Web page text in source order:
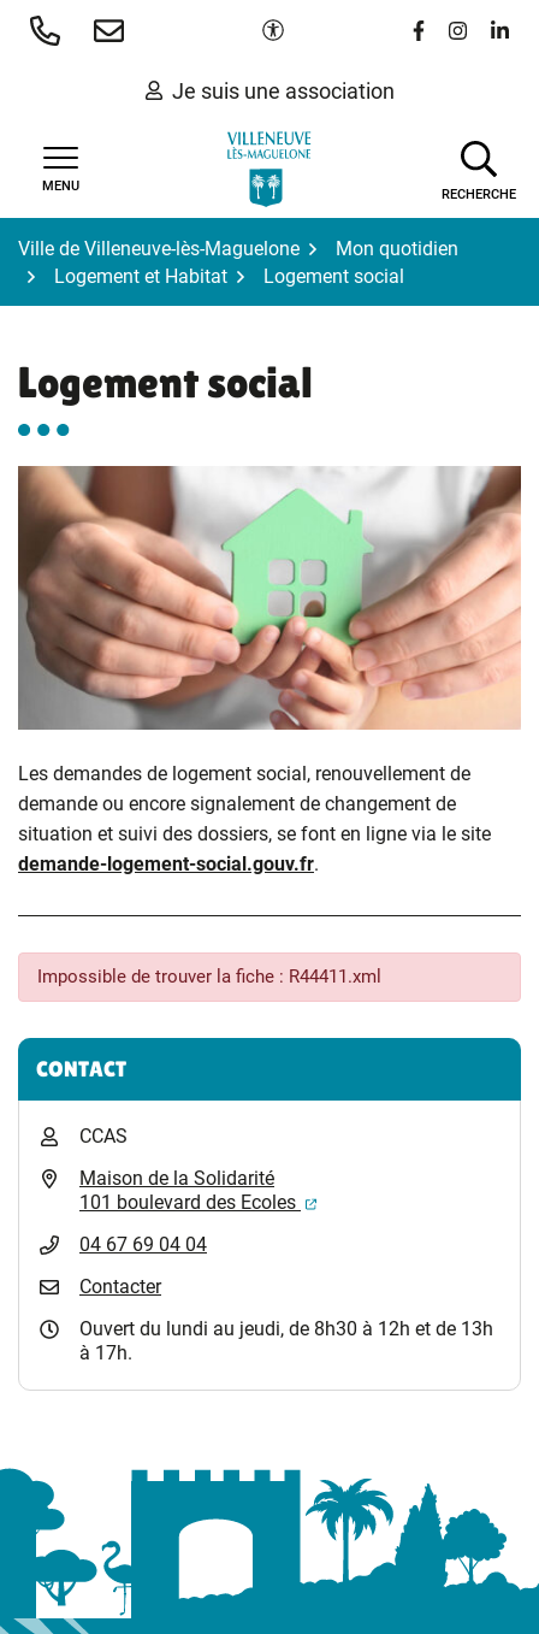
Aller
Paramètres d'accessibilité
Lien vers le
Lien vers
Lien
Je suis une association
MENU
RECHERCHE
Ville de Villeneuve-lès-Maguelone
Mon quotidien
Logement et Habitat
Logement social
Logement social
Les demandes de logement social, renouvellement de
demande ou encore signalement de changement de
situation et suivi des dossiers, se font en ligne via le site
demande-logement-social.gouv.fr.
Impossible de trouver la fiche : R44411.xml
Informations complémentaires
CONTACT
CCAS
Maison de la Solidarité
101 boulevard des Ecoles
(ouverture dans un
04 67 69 04 04
Contacter
Ouvert du lundi au jeudi, de 8h30 à 12h et de 13h
à 17h.